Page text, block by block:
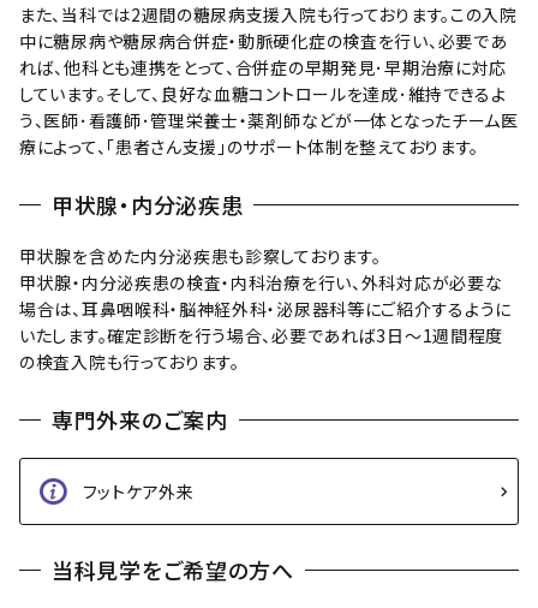
また、当科では2週間の糖尿病支援入院も行っております。この入院
中に糖尿病や糖尿病合併症・動脈硬化症の検査を行い、必要であ
れば、他科とも連携をとって、合併症の早期発見･早期治療に対応
しています。そして、良好な血糖コントロールを達成･維持できるよ
う、医師･看護師･管理栄養士・薬剤師などが一体となったチーム医
療によって、「患者さん支援」のサポート体制を整えております。
甲状腺・内分泌疾患
甲状腺を含めた内分泌疾患も診察しております。
甲状腺・内分泌疾患の検査・内科治療を行い、外科対応が必要な
場合は、耳鼻咽喉科・脳神経外科・泌尿器科等にご紹介するように
いたします。確定診断を行う場合、必要であれば3日～1週間程度
の検査入院も行っております。
専門外来のご案内
フットケア外来
当科見学をご希望の方へ